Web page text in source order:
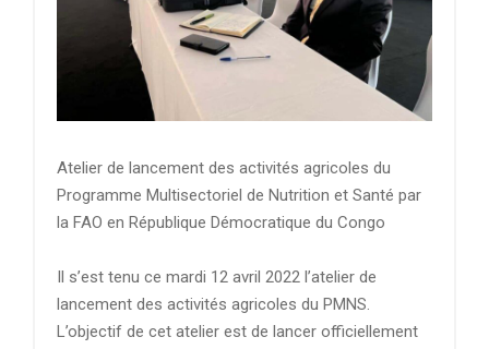
Atelier de lancement des activités agricoles du
Programme Multisectoriel de Nutrition et Santé par
la FAO en République Démocratique du Congo
Il s’est tenu ce mardi 12 avril 2022 l’atelier de
lancement des activités agricoles du PMNS.
L’objectif de cet atelier est de lancer officiellement